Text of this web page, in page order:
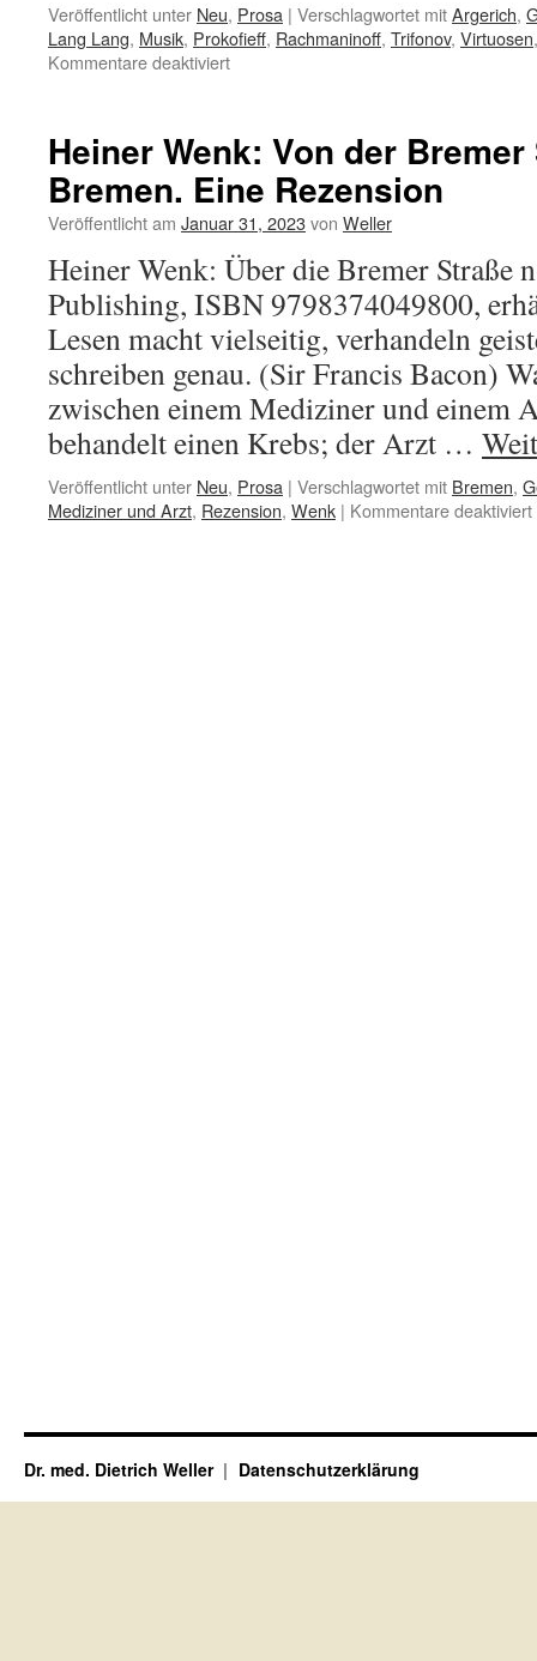
Veröffentlicht unter Neu, Prosa | Verschlagwortet mitArgerich,
Lang Lang, Musik, Prokofieff, Rachmaninoff, Trifonov, Virtuosen
Kommentare deaktiviertfür
Heiner Wenk: Von der
Bremen. Eine Rezension
Veröffentlicht am Januar 31, 2023von Weller
Heiner Wenk: Über die Bremer Straße
Publishing, ISBN 9798374049800,
Lesen macht vielseitig, verhandeln
schreiben genau. (Sir Francis Bacon)
zwischen einem Mediziner und einem
behandelt einen Krebs; der Arzt …
Veröffentlicht unter Neu, Prosa | Verschlagwortet mit Bremen,
Mediziner und Arzt, Rezension, Wenk | Kommentare deaktiviert
Dr. med. Dietrich Weller Datenschutzerklärung